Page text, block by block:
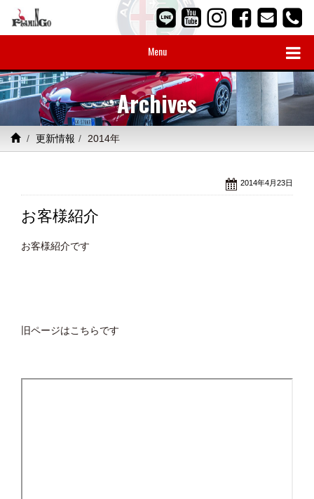
Menu
Archives
更新情報 2014年
2014年4月23日
お客様紹介
お客様紹介です
旧ページはこちらです